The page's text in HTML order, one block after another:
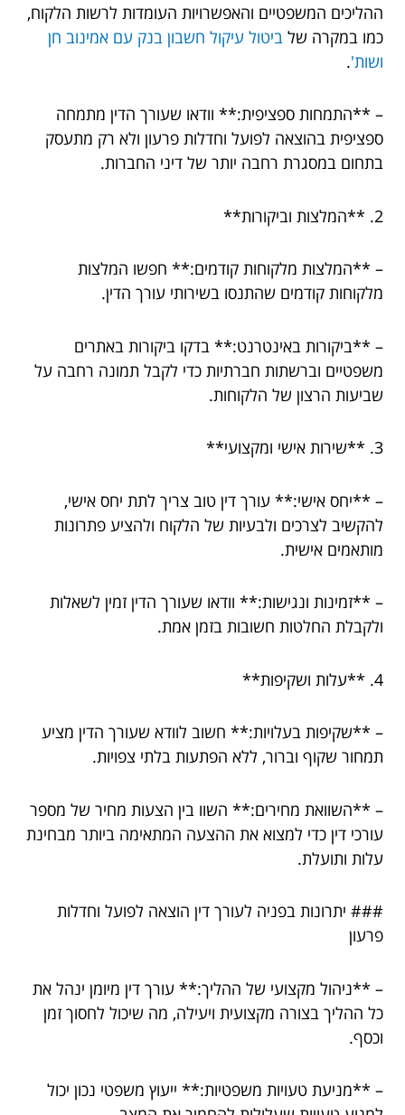
ההליכים המשפטיים והאפשרויות העומדות לרשות הלקוח,
כמו במקרה של ביטול עיקול חשבון בנק עם אמינוב חן
ושות'.
– **התמחות ספציפית:** וודאו שעורך הדין מתמחה
ספציפית בהוצאה לפועל וחדלות פרעון ולא רק מתעסק
בתחום במסגרת רחבה יותר של דיני החברות.
2. **המלצות וביקורות**
– **המלצות מלקוחות קודמים:** חפשו המלצות
מלקוחות קודמים שהתנסו בשירותי עורך הדין.
– **ביקורות באינטרנט:** בדקו ביקורות באתרים
משפטיים וברשתות חברתיות כדי לקבל תמונה רחבה על
שביעות הרצון של הלקוחות.
3. **שירות אישי ומקצועי**
– **יחס אישי:** עורך דין טוב צריך לתת יחס אישי,
להקשיב לצרכים ולבעיות של הלקוח ולהציע פתרונות
מותאמים אישית.
– **זמינות ונגישות:** וודאו שעורך הדין זמין לשאלות
ולקבלת החלטות חשובות בזמן אמת.
4. **עלות ושקיפות**
– **שקיפות בעלויות:** חשוב לוודא שעורך הדין מציע
תמחור שקוף וברור, ללא הפתעות בלתי צפויות.
– **השוואת מחירים:** השוו בין הצעות מחיר של מספר
עורכי דין כדי למצוא את ההצעה המתאימה ביותר מבחינת
עלות ותועלת.
### יתרונות בפניה לעורך דין הוצאה לפועל וחדלות
פרעון
– **ניהול מקצועי של ההליך:** עורך דין מיומן ינהל את
כל ההליך בצורה מקצועית ויעילה, מה שיכול לחסוך זמן
וכסף.
– **מניעת טעויות משפטיות:** ייעוץ משפטי נכון יכול